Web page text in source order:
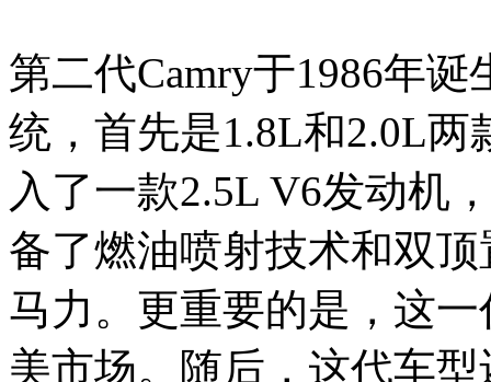
第二代Camry于1986年
统，首先是1.8L和2.0L
入了一款2.5L V6发动机
备了燃油喷射技术和双
马力。更重要的是，这
美市场。随后，这代车